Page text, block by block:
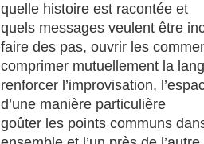
quelle histoire est racontée et
quels messages veulent être
faire des pas, ouvrir les
comprimer mutuellement la
renforcer l’improvisation,
d’une manière particulière
goûter les points communs